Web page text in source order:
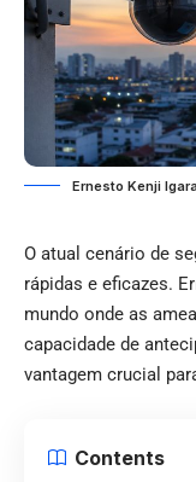
Ernesto Kenji
O atual cenário de
rápidas e eficazes.
mundo onde as
capacidade de
vantagem crucial
Contents